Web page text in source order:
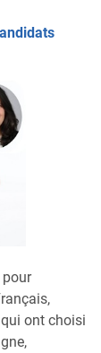
ont choisi